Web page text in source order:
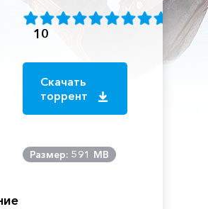
10
Скачать
торрент
Размер: 591 MB